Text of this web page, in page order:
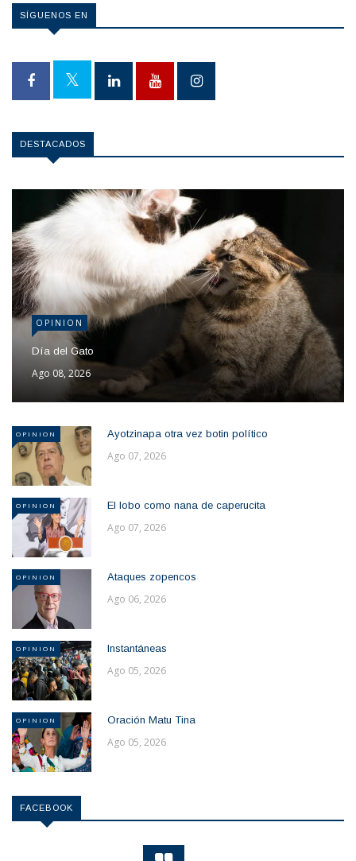
SÍGUENOS EN
DESTACADOS
OPINION
Día del Gato
Ago 08, 2026
OPINION Ayotzinapa otra vez botin político
Ago 07, 2026
OPINION El lobo como nana de caperucita
Ago 07, 2026
OPINION Ataques zopencos
Ago 06, 2026
OPINION Instantáneas
Ago 05, 2026
OPINION Oración Matu Tina
Ago 05, 2026
FACEBOOK